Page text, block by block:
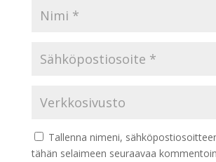
Tallenna nimeni,
tähän selaimeen seuraavaa